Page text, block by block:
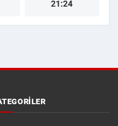
21:24